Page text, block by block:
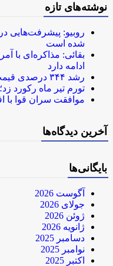
نوشته‌های تازه
روبیو: پیشرفت‌هایی
شده است
بقائی: مذاکره‌ای با
ادامه دارد
رشد ۳۴۴ درصدی قیمت روغن/ لبنیات چقدر گران شد؟
تورم تیر ماه رکورد زد؛ ۸۳.۹ درصد
موافقت سران قوا با
آخرین دیدگاه‌ها
بایگانی‌ها
آگوست 2026
جولای 2026
ژوئن 2026
ژانویه 2026
دسامبر 2025
نوامبر 2025
اکتبر 2025